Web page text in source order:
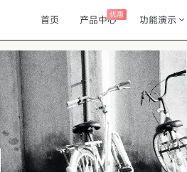
首页 产品中心优惠 功能演示